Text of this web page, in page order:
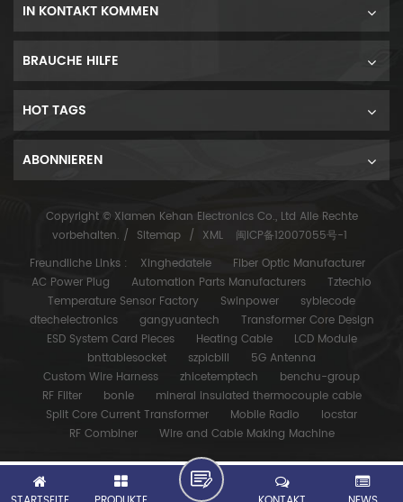
IN KONTAKT KOMMEN
BRAUCHE HILFE
HOT TAGS
ABONNIEREN
Copyright © Xiamen Kehan Electronics Co., Ltd Alle Rechte
vorbehalten. / Sitemap / XML
闽ICP备12007055号-1
Freundliche Links :
Xinghedatele
Fiber Optic Manufacturer
AC Power Plug
Automation Parts Manufacturers
Tztechio
Temperature Sensor Factory
Swinpower
syblecode
dtechelectronics
gangyuantech
Transformer Core Design
ESD System Card Pieces
Heating Cable
LCD Module
bnttablesocket
szpicbill
5G Antenna
Custom Wire Harness
zhicetemptech
benchu-group
RF Filter
bonle
mineral insulated thermocouple cable
Split Core Current Transformer
Mobile Radio
locstar
RF Combiner
Wire and Cable Making Machine